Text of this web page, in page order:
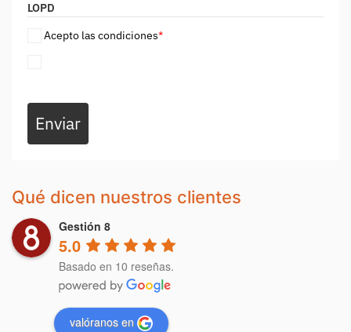
LOPD
Acepto las condiciones*
Enviar
Qué dicen nuestros clientes
Gestión 8
5.0
Basado en 10 reseñas.
valóranos en